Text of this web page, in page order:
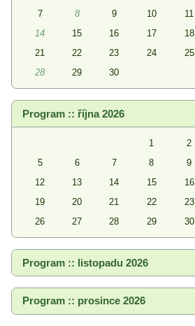
7
8 9 10 11
14
15 16 17 18
21
22 23 24 25
28
29 30
Program :: října 2026
1 2
5
6 7 8 9
12
13 14 15 16
19
20 21 22 23
26
27 28 29 30
Program :: listopadu 2026
Program :: prosince 2026